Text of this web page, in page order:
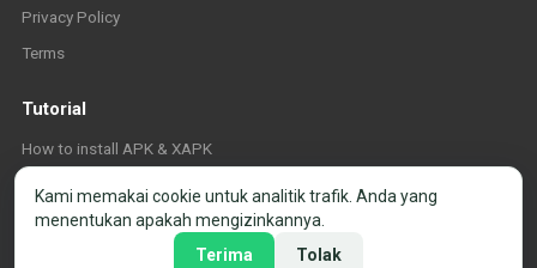
Privacy Policy
Terms
Tutorial
How to install APK & XAPK
Kami memakai cookie untuk analitik trafik. Anda yang
menentukan apakah mengizinkannya.
Terima
Tolak